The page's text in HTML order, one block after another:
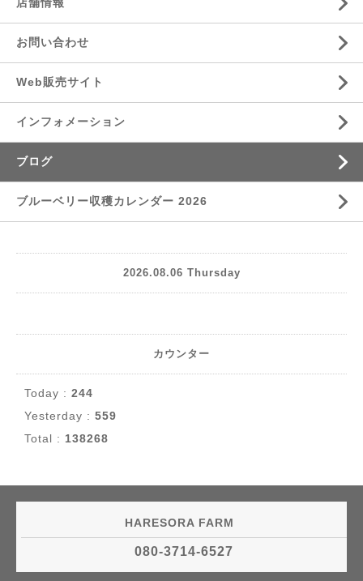
お問い合わせ
Web販売サイト
インフォメーション
ブログ
ブルーベリー収穫カレンダー 2026
2026.08.06 Thursday
カウンター
Today : 244
Yesterday : 559
Total : 138268
HARESORA FARM
080-3714-6527